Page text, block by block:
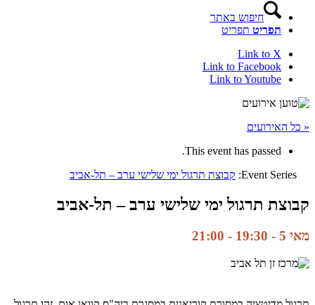
חיפוש באתר
תפריט תפריט
Link to X
Link to Facebook
Link to Youtube
« כל האירועים
This event has passed.
Event Series: קבוצת תרגול ימי שלישי ערב – תל-אביב
קבוצת תרגול ימי שלישי ערב – תל-אביב
מאי 5 - 19:30 -
21:00